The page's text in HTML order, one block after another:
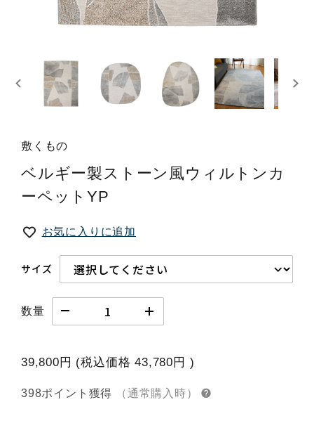
敷くもの
ベルギー製ストーン風ウィルトンカ
ーペットYP
お気に入りに追加
サイズ
数量
39,800円 (税込価格43,780円 )
398ポイント獲得 （通常購入時）